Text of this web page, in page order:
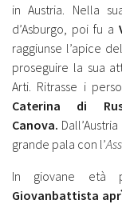
in Austria. Nella
d’Asburgo, poi fu a
raggiunse l’apice
proseguire la sua
Arti. Ritrasse i
Caterina di
Canova.
grande pala con l’
In giovane età
Giovanbattista